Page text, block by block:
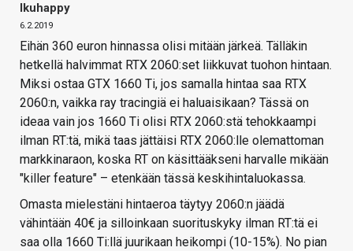
Ikuhappy
6.2.2019
Eihän 360 euron hinnassa olisi mitään järkeä. Tälläkin
hetkellä halvimmat RTX 2060:set liikkuvat tuohon hintaan.
Miksi ostaa GTX 1660 Ti, jos samalla hintaa saa RTX
2060:n, vaikka ray tracingiä ei haluaisikaan? Tässä on
ideaa vain jos 1660 Ti olisi RTX 2060:stä tehokkaampi
ilman RT:tä, mikä taas jättäisi RTX 2060:lle olemattoman
markkinaraon, koska RT on käsittääkseni harvalle mikään
"killer feature" – etenkään tässä keskihintaluokassa.
Omasta mielestäni hintaeroa täytyy 2060:n jäädä
vähintään 40€ ja silloinkaan suorituskyky ilman RT:tä ei
saa olla 1660 Ti:llä juurikaan heikompi (10-15%). No pian